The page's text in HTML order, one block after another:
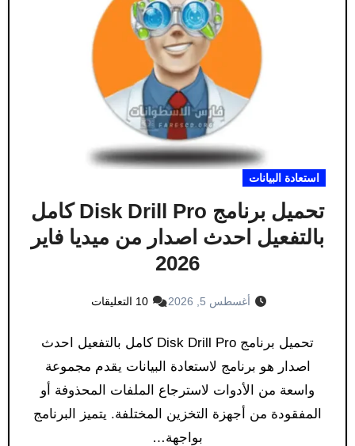
استعادة البيانات
تحميل برنامج Disk Drill Pro كامل
بالتفعيل احدث اصدار من ميديا ​​فاير
2026
أغسطس 5, 2026 10 التعليقات
تحميل برنامج Disk Drill Pro كامل بالتفعيل احدث
اصدار هو برنامج لاستعادة البيانات يقدم مجموعة
واسعة من الأدوات لاسترجاع الملفات المحذوفة أو
المفقودة من أجهزة التخزين المختلفة. يتميز البرنامج
بواجهة…